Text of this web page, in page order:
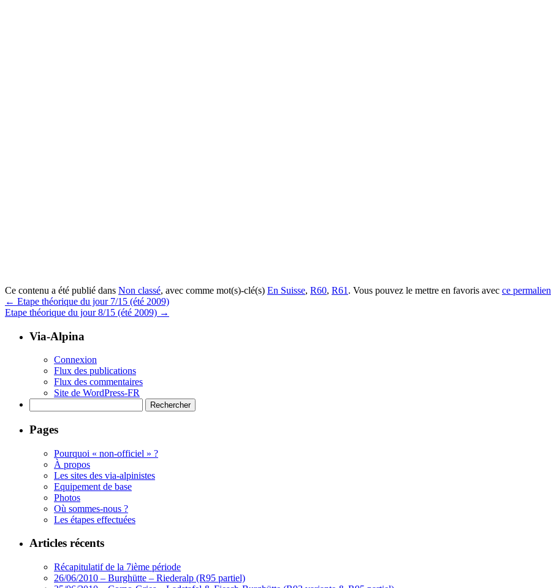
Ce contenu a été publié dans Non classé, avec comme mot(s)-clé(s) En Suisse, R60, R61 . Vous pouvez le mettre en favoris avec ce permalien
← Etape théorique du jour 7/15 (été 2009)
Etape théorique du jour 8/15 (été 2009) →
Via-Alpina
Connexion
Flux des publications
Flux des commentaires
Site de WordPress-FR
Pages
Pourquoi « non-officiel » ?
À propos
Les sites des via-alpinistes
Equipement de base
Photos
Où sommes-nous ?
Les étapes effectuées
Articles récents
Récapitulatif de la 7ième période
26/06/2010 – Burghütte – Riederalp (R95 partiel)